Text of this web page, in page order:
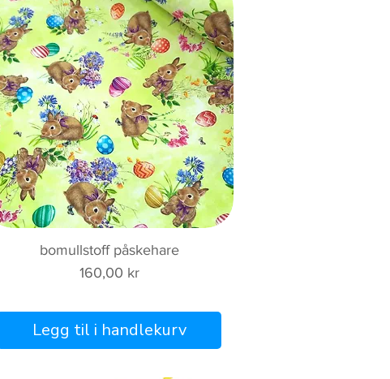
Hurtigvisning
bomullstoff påskehare
Pris
160,00 kr
Legg til i handlekurv